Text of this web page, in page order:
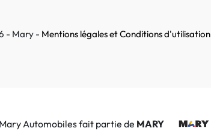
- Mary - Mentions légales et Conditions d'utilisation
Mary Automobiles fait partie de MARY